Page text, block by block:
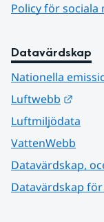
Policy för sociala
Datavärdskap
Nationella
Luftwebb
Luftmiljödata
VattenWebb
Datavärdskap,
Datavärdskap